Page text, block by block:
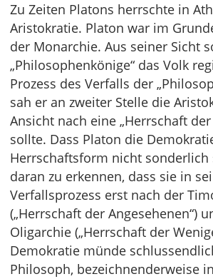
Zu Zeiten Platons herrschte in
Aristokratie. Platon war im
der Monarchie. Aus seiner Sicht
„Philosophenkönige“ das Volk
Prozess des Verfalls der
sah er an zweiter Stelle die
Ansicht nach eine „Herrschaft der
sollte. Dass Platon die
Herrschaftsform nicht sonderlich
daran zu erkennen, dass sie in
Verfallsprozess erst nach der
(„Herrschaft der Angesehenen“)
Oligarchie („Herrschaft der
Demokratie münde
Philosoph, bezeichnenderweise